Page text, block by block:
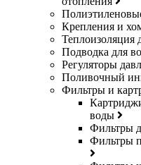
Крепления и
Теплоизоляция
Подводка для
Регуляторы
Поливочный
Фильтры и
воды
Фильтры
Фильтры